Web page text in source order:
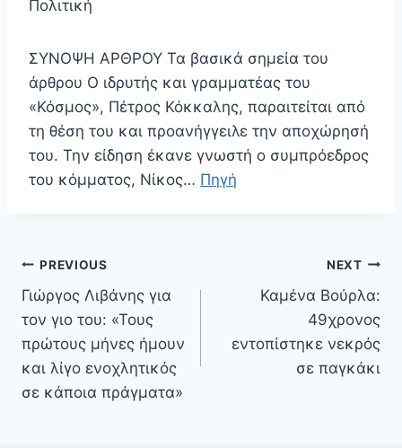
Πολιτική
ΣΥΝΟΨΗ ΑΡΘΡΟΥ Τα βασικά σημεία του
άρθρου Ο ιδρυτής και γραμματέας του
«Κόσμος», Πέτρος Κόκκαλης, παραιτείται από
τη θέση του και προανήγγειλε την αποχώρησή
του. Την είδηση έκανε γνωστή ο συμπρόεδρος
του κόμματος, Νίκος… Πηγή
Πλοήγηση
άρθρων
PREVIOUS
Γιώργος Λιβάνης για
τον γιο του: «Τους
πρώτους μήνες ήμουν
και λίγο ενοχλητικός
σε κάποια πράγματα»
NEXT
Καμένα Βούρλα:
49χρονος
εντοπίστηκε νεκρός
σε παγκάκι